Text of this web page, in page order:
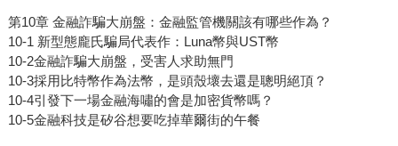
第10章 金融詐騙大崩盤：金融監管機關該有哪些作為？
10-1 新型態龐氏騙局代表作：Luna幣與UST幣
10-2金融詐騙大崩盤，受害人求助無門
10-3採用比特幣作為法幣，是頭殼壞去還是聰明絕頂？
10-4引發下一場金融海嘯的會是加密貨幣嗎？
10-5金融科技是矽谷想要吃掉華爾街的午餐